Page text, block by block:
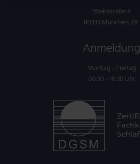
Weinstraße 4
80333 München, DE
Anmeldung
Montag - Freitag
08:30 - 18:30 Uhr